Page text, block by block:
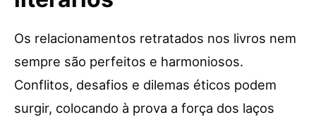
Os relacionamentos retratados nos livros nem
sempre são perfeitos e harmoniosos.
Conflitos, desafios e dilemas éticos podem
surgir, colocando à prova a força dos laços